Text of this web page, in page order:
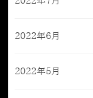
2022年6月
2022年5月